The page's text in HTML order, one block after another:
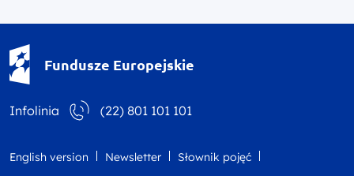
Fundusze Europejskie
Infolinia (22) 801 101 101
English version Newsletter
Słownik pojęć